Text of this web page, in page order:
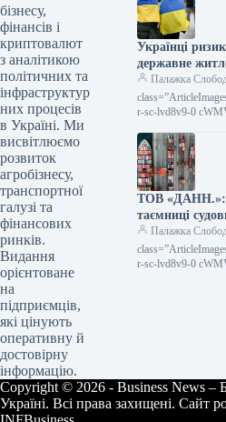
бізнесу,
фінансів і
криптовалют
з аналітикою
політичних та
інфраструктур
них процесів
в Україні. Ми
висвітлюємо
розвиток
агробізнесу,
транспортної
галузі та
фінансових
ринків.
Видання
орієнтоване
на
підприємців,
які цінують
оперативну й
достовірну
інформацію.
Серпнева
2026 році
Українці
державне
де саме
Палажка
r-sc-lvd8v9-0
ТОВ «ДАНН.»:
таємниці
забезпечуємо
верифікуємо
Палажка
r-sc-lvd8v9-0
Copyright © 2026 - Business News –
Україні. Всі права захищені. Сайт